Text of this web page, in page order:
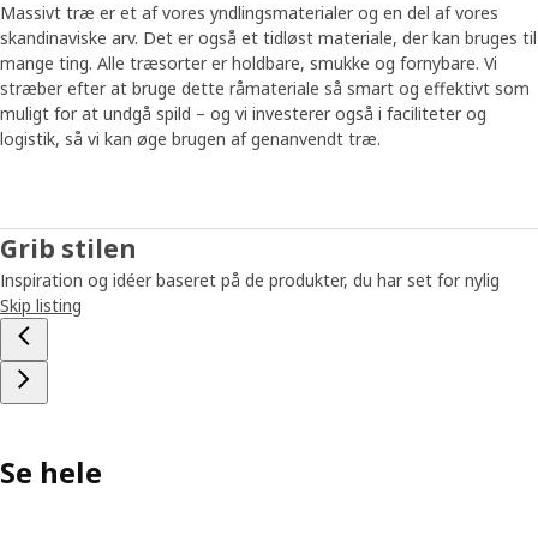
Massivt træ er et af vores yndlingsmaterialer og en del af vores
skandinaviske arv. Det er også et tidløst materiale, der kan bruges til
mange ting. Alle træsorter er holdbare, smukke og fornybare. Vi
stræber efter at bruge dette råmateriale så smart og effektivt som
muligt for at undgå spild – og vi investerer også i faciliteter og
logistik, så vi kan øge brugen af genanvendt træ.
Grib stilen
Inspiration og idéer baseret på de produkter, du har set for nylig
Skip listing
Se hele